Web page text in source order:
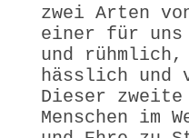
zwei Arten
einer für uns
und
hässlich und
Dieser
Menschen im